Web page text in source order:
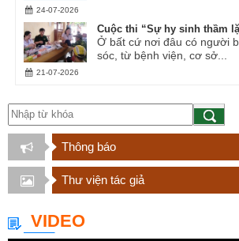
24-07-2026
Cuộc thi “Sự hy sinh thầm
Ở bất cứ nơi đâu có người
sóc, từ bệnh viện, cơ sở...
21-07-2026
Thông báo
Thư viện tác giả
VIDEO